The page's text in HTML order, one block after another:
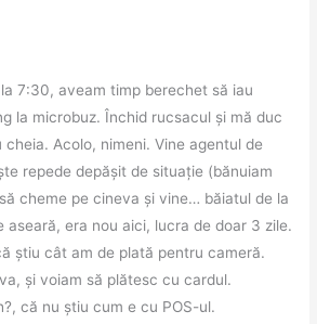
7:30, aveam timp berechet să iau
la microbuz. Închid rucsacul și mă duc
Acolo, nimeni. Vine agentul de
repede depășit de situație (bănuiam
cheme pe cineva și vine… băiatul de la
aseară, era nou aici, lucra de doar 3 zile.
știu cât am de plată pentru cameră.
și voiam să plătesc cu cardul.
că nu știu cum e cu POS-ul.